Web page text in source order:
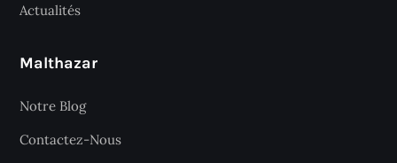
Actualités
Malthazar
Notre Blog
Contactez-Nous